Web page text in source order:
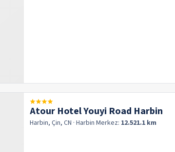
Atour Hotel Youyi Road Harbin
Harbin, Çin, CN · Harbin Merkez: 12.521.1 km